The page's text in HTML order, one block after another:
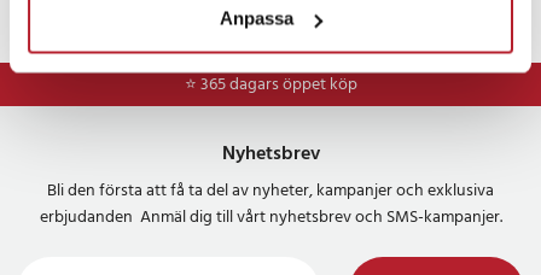
Anpassa
⭐ 365 dagars öppet köp
Nyhetsbrev
Bli den första att få ta del av nyheter, kampanjer och exklusiva
erbjudanden Anmäl dig till vårt nyhetsbrev och SMS-kampanjer.